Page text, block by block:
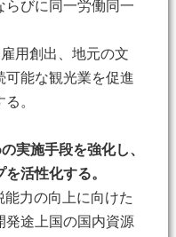
らびに同一労働同一
用創出、地元の文
可能な観光業を促進
。
実施手段を強化し、
活性化する。
能力の向上に向けた
発途上国の国内資源